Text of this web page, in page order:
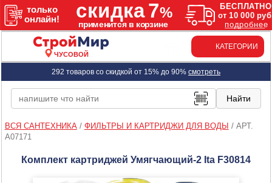
ЧУСОВОЙ
КАТЕГОРИИ
292 товаров со скидкой от 15% до 90% смотреть
ВСЯ САНТЕХНИКА/ ФИЛЬТРЫ И КАРТРИДЖИ ДЛЯ ВОДЫ / АРТ.
A07171
Комплект картриджей Умягчающий-2 Ita F30814